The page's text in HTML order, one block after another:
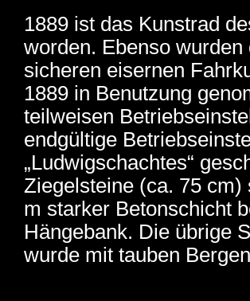
1889 ist das Kunstrad
worden. Ebenso
sicheren eisernen
1889 in Benutzung
teilweisen
endgültige
„Ludwigschachtes“
Ziegelsteine (ca. 75
m starker Betonschicht
Hängebank. Die übrige
wurde mit tauben